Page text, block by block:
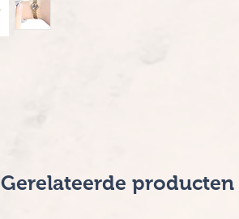
Gerelateerde producten